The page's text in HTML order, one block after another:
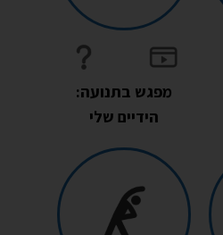
מפגש בתנועה:
הידיים שלי